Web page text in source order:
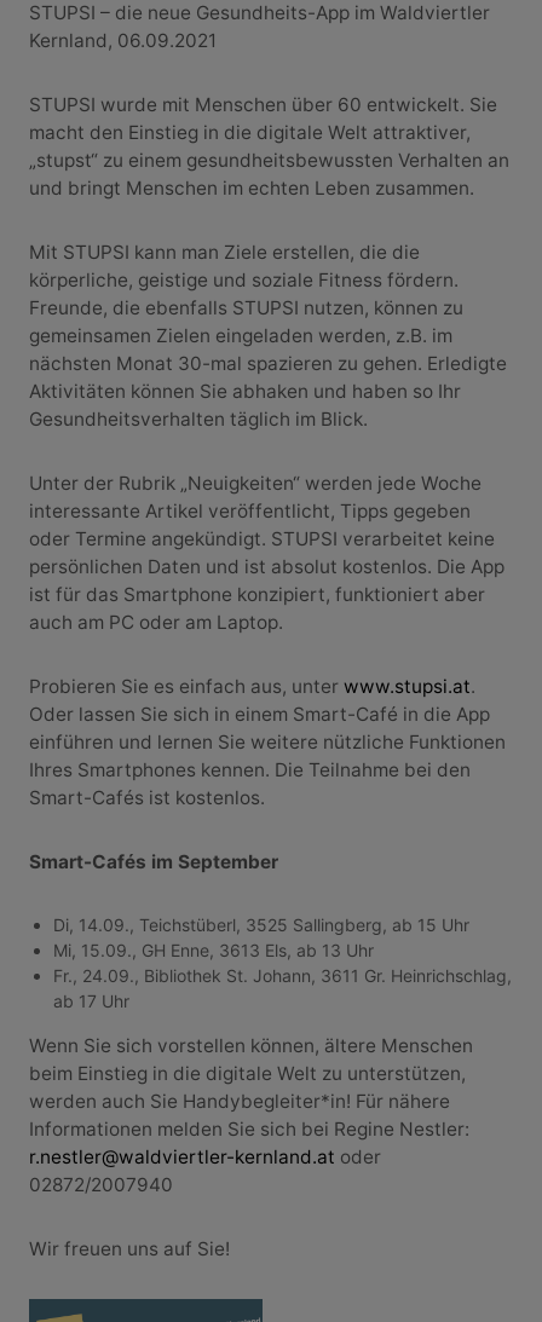
STUPSI – die neue Gesundheits-App im Waldviertler
Kernland, 06.09.2021
STUPSI wurde mit Menschen über 60 entwickelt. Sie
macht den Einstieg in die digitale Welt attraktiver,
„stupst“ zu einem gesundheitsbewussten Verhalten an
und bringt Menschen im echten Leben zusammen.
Mit STUPSI kann man Ziele erstellen, die die
körperliche, geistige und soziale Fitness fördern.
Freunde, die ebenfalls STUPSI nutzen, können zu
gemeinsamen Zielen eingeladen werden, z.B. im
nächsten Monat 30-mal spazieren zu gehen. Erledigte
Aktivitäten können Sie abhaken und haben so Ihr
Gesundheitsverhalten täglich im Blick.
Unter der Rubrik „Neuigkeiten“ werden jede Woche
interessante Artikel veröffentlicht, Tipps gegeben
oder Termine angekündigt. STUPSI verarbeitet keine
persönlichen Daten und ist absolut kostenlos. Die App
ist für das Smartphone konzipiert, funktioniert aber
auch am PC oder am Laptop.
Probieren Sie es einfach aus, unterwww.stupsi.at.
Oder lassen Sie sich in einem Smart-Café in die App
einführen und lernen Sie weitere nützliche Funktionen
Ihres Smartphones kennen. Die Teilnahme bei den
Smart-Cafés ist kostenlos.
Smart-Cafés im September
Di, 14.09., Teichstüberl, 3525 Sallingberg, ab 15 Uhr
Mi, 15.09., GH Enne, 3613 Els, ab 13 Uhr
Fr., 24.09., Bibliothek St. Johann, 3611 Gr. Heinrichschlag,
ab 17 Uhr
Wenn Sie sich vorstellen können, ältere Menschen
beim Einstieg in die digitale Welt zu unterstützen,
werden auch Sie Handybegleiter*in! Für nähere
Informationen melden Sie sich bei Regine Nestler:
r.nestler@waldviertler-kernland.at oder
02872/2007940
Wir freuen uns auf Sie!